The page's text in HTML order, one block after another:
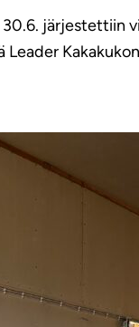
järjestettiin